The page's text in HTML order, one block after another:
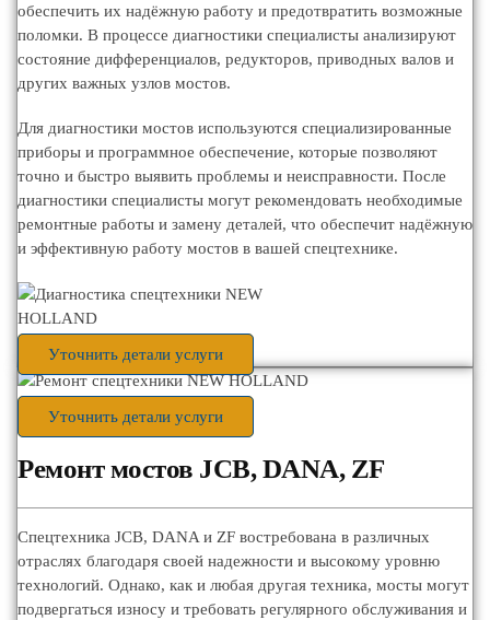
обеспечить их надёжную работу и предотвратить возможные
поломки. В процессе диагностики специалисты анализируют
состояние дифференциалов, редукторов, приводных валов и
других важных узлов мостов.
Для диагностики мостов используются специализированные
приборы и программное обеспечение, которые позволяют
точно и быстро выявить проблемы и неисправности. После
диагностики специалисты могут рекомендовать необходимые
ремонтные работы и замену деталей, что обеспечит надёжную
и эффективную работу мостов в вашей спецтехнике.
Уточнить детали услуги
Уточнить детали услуги
Ремонт мостов JCB, DANA, ZF
Спецтехника JCB, DANA и ZF востребована в различных
отраслях благодаря своей надежности и высокому уровню
технологий. Однако, как и любая другая техника, мосты могут
подвергаться износу и требовать регулярного обслуживания и